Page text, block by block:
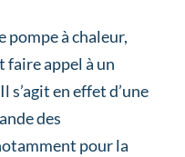
à chaleur,
appel à un
s’agit en effet d’une
des
pour la